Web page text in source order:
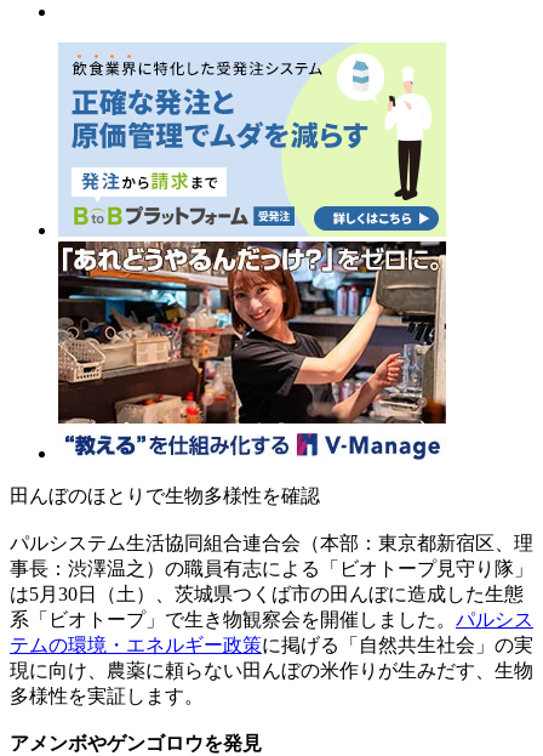
田んぼのほとりで生物多様性を確認
パルシステム生活協同組合連合会（本部：東京都新宿区、理
事長：渋澤温之）の職員有志による「ビオトープ見守り隊」
は5月30日（土）、茨城県つくば市の田んぼに造成した生態
系「ビオトープ」で生き物観察会を開催しました。 パルシス
テムの環境・エネルギー政策に掲げる「自然共生社会」の実
現に向け、農薬に頼らない田んぼの米作りが生みだす、生物
多様性を実証します。
アメンボやゲンゴロウを発見